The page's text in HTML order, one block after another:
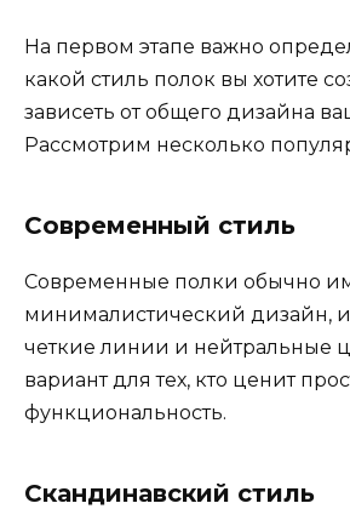
На первом этапе важно
какой стиль полок вы хотите
зависеть от общего дизайна
Рассмотрим несколько
Современный стиль
Современные полки обычно
минималистический дизайн,
четкие линии и нейтральные
вариант для тех, кто ценит
функциональность.
Скандинавский стиль